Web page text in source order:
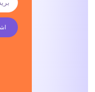
اشتراك